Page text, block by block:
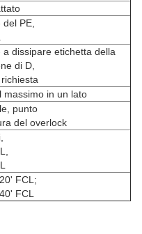
PE,
dissipare etichetta della
di D,
massimo in un lato
punto
del overlock
FCL;
FCL